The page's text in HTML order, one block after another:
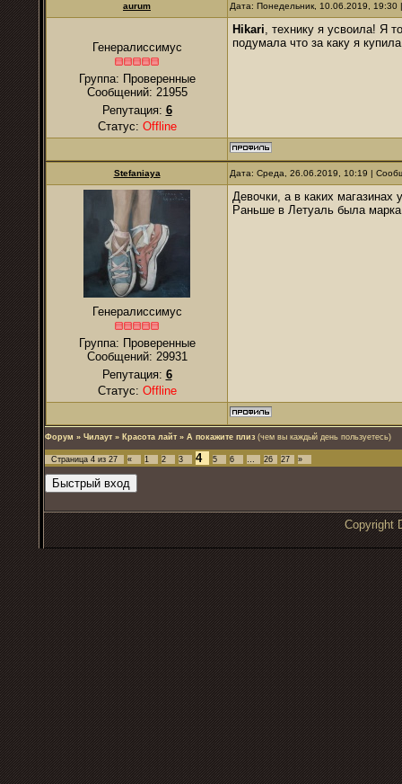
аurum Дата: Понедельник, 10.06.2019,
Генералиссимус
Группа: Проверенные
Сообщений: 21955
Репутация: 6
Статус: Offline
Hikari, технику я усвоила! Я
подумала что за каку я
Stefaniaya Дата: Среда, 26.06.2019, 10:19 |
Генералиссимус
Группа: Проверенные
Сообщений: 29931
Репутация: 6
Статус: Offline
Девочки, а в каких магазинах
Раньше в Летуаль была
Форум » Чилаут » Красота лайт » А покажите плиз (чем вы каждый день пользуетесь)
Страница 4 из 27 « 1 2 3 4 5 6 … 26 27 »
Copyright